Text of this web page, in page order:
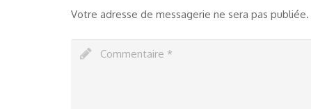
Votre adresse de messagerie ne sera pas publiée.